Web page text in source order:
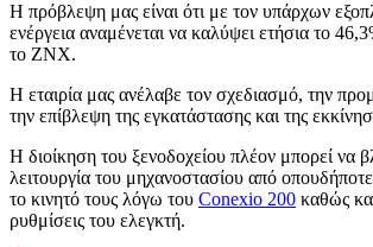
Η πρόβλεψη μας είναι ότι με τον υπάρχων
ενέργεια αναμένεται να καλύψει ετήσια το
το ΖΝΧ.
Η εταιρία μας ανέλαβε τον σχεδιασμό, την
την επίβλεψη της εγκατάστασης και της
Η διοίκηση του ξενοδοχείου πλέον μπορεί να
λειτουργία του μηχανοστασίου από
το κινητό τους λόγω του Conexio 200 καθώς
ρυθμίσεις του ελεγκτή.